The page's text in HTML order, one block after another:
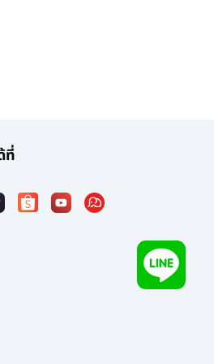
ที่